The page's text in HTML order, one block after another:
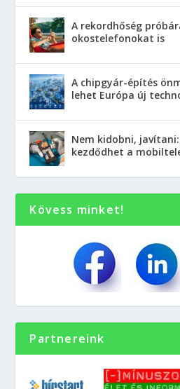
A rekordhőség
okostelefonokat is
A chipgyár-építés
lehet Európa új
Nem kidobni,
kezdődhet a
Kövess minket!
Partnereink